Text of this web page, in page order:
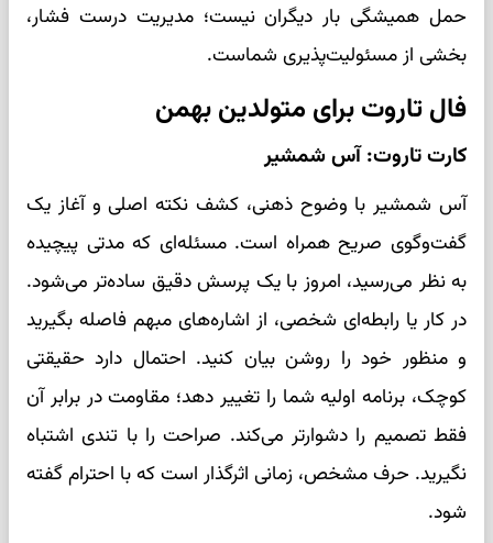
حمل همیشگی بار دیگران نیست؛ مدیریت درست فشار،
بخشی از مسئولیت‌پذیری شماست.
فال تاروت برای متولدین بهمن
کارت تاروت: آس شمشیر
آس شمشیر با وضوح ذهنی، کشف نکته اصلی و آغاز یک
گفت‌وگوی صریح همراه است. مسئله‌ای که مدتی پیچیده
به نظر می‌رسید، امروز با یک پرسش دقیق ساده‌تر می‌شود.
در کار یا رابطه‌ای شخصی، از اشاره‌های مبهم فاصله بگیرید
و منظور خود را روشن بیان کنید. احتمال دارد حقیقتی
کوچک، برنامه اولیه شما را تغییر دهد؛ مقاومت در برابر آن
فقط تصمیم را دشوارتر می‌کند. صراحت را با تندی اشتباه
نگیرید. حرف مشخص، زمانی اثرگذار است که با احترام گفته
شود.